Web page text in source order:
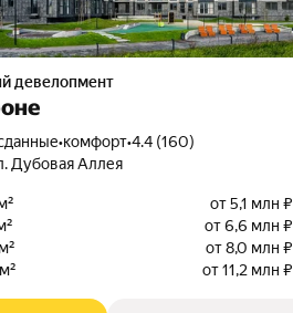
девелопмент
•комфорт•4.4 (160)
Дубовая Аллея
от 5,1 млн ₽
от 6,6 млн ₽
от 8,0 млн ₽
от 11,2 млн ₽